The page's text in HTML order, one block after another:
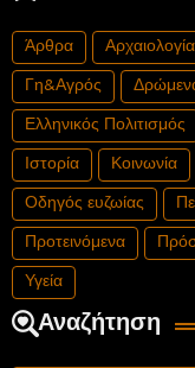
Άρθρα Αρχαιολογία
Γη&Αγρός
Ελληνικός Πολιτισμός
Ιστορία Κοινωνία
Οδηγός ευζωίας
Προτεινόμενα
Υγεία
Αναζήτηση